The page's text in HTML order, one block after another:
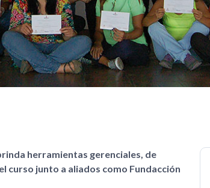
herramientas gerenciales, de
curso junto a aliados como Fundacción